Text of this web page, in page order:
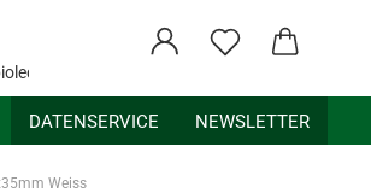
DATENSERVICE NEWSLETTER
Weiss